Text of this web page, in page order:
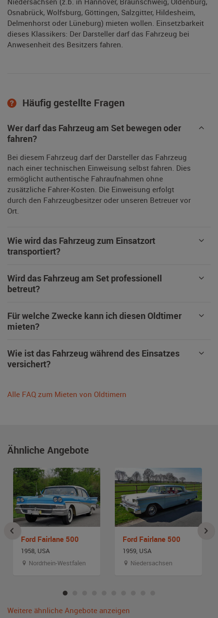
Osnabrück, Wolfsburg, Göttingen, Salzgitter, Hildesheim,
Delmenhorst oder Lüneburg) mieten wollen. Einsetzbarkeit
dieses Klassikers: Der Darsteller darf das Fahrzeug bei
Anwesenheit des Besitzers fahren.
Häufig gestellte Fragen
Wer darf das Fahrzeug am Set bewegen oder
fahren?
Bei diesem Fahrzeug darf der Darsteller das Fahrzeug
nach einer technischen Einweisung selbst fahren. Dies
ermöglicht authentische Fahraufnahmen ohne
zusätzliche Fahrer-Kosten. Die Einweisung erfolgt
durch den Fahrzeugbesitzer oder unseren Betreuer vor
Ort.
Wie wird das Fahrzeug zum Einsatzort
transportiert?
Wird das Fahrzeug am Set professionell
betreut?
Für welche Zwecke kann ich diesen Oldtimer
mieten?
Wie ist das Fahrzeug während des Einsatzes
versichert?
Alle FAQ zum Mieten von Oldtimern
Ähnliche Angebote
Ford Fairlane 500
1958, USA
Nordrhein-Westfalen
Ford Fairlane 500
1959, USA
Niedersachsen
Weitere ähnliche Angebote anzeigen